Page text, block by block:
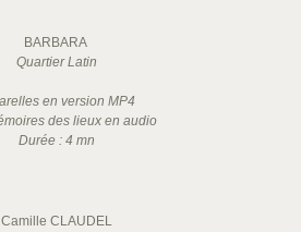
BARBARA
Quartier Latin
en version MP4
des lieux en audio
Durée : 4 mn
Camille CLAUDEL